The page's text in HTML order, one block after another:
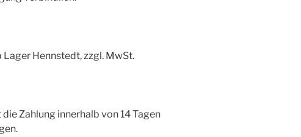
Hennstedt, zzgl. MwSt.
Zahlung innerhalb von 14 Tagen